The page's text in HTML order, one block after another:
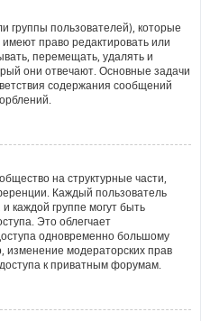
группы пользователей), которые
право редактировать или
перемещать, удалять и
они отвечают. Основные задачи
содержания сообщений
на структурные части,
Каждый пользователь
каждой группе могут быть
Это облегчает
одновременно большому
изменение модераторских прав
к приватным форумам.